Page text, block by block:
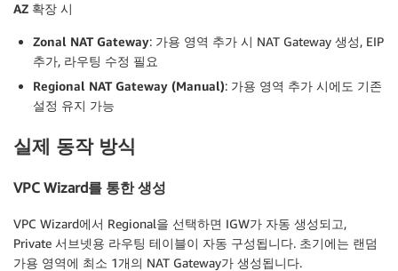
AZ 확장 시
Zonal NAT Gateway: 가용 영역 추가 시 NAT Gateway 생성, EIP
추가, 라우팅 수정 필요
Regional NAT Gateway (Manual): 가용 영역 추가 시에도 기존
설정 유지 가능
실제 동작 방식
VPC Wizard를 통한 생성
VPC Wizard에서 Regional을 선택하면 IGW가 자동 생성되고,
Private 서브넷용 라우팅 테이블이 자동 구성됩니다. 초기에는 랜덤
가용 영역에 최소 1개의 NAT Gateway가 생성됩니다.